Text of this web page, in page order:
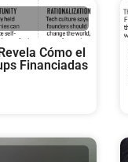
Cómo el
Financiadas